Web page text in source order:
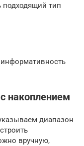
подходящий тип
накоплением
диапазон
вручную,